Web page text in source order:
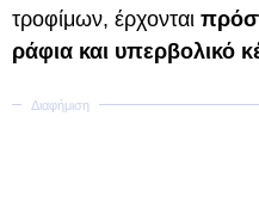
τροφίμων, έρχονται
ράφια και υπερβολικό